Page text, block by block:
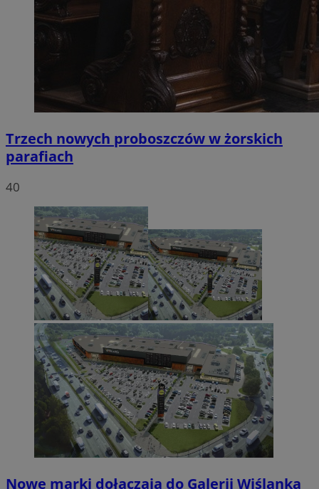
Trzech nowych proboszczów w żorskich
parafiach
40
Nowe marki dołączają do Galerii Wiślanka